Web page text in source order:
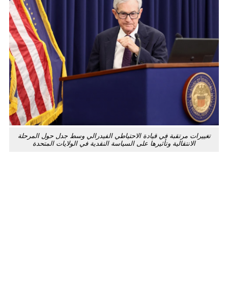
المرأة
منوعات
مرتقبة في قيادة الاحتياطي الفيدرالي وسط جدل حول المرحلة
وتأثيرها على السياسة النقدية في الولايات المتحدة